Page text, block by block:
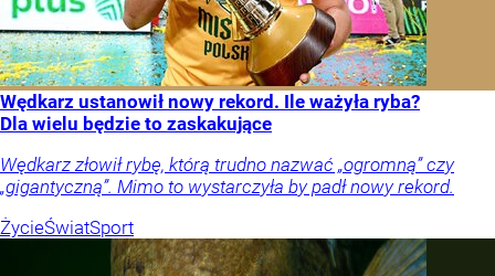
Wędkarz ustanowił nowy rekord. Ile ważyła ryba?
Dla wielu będzie to zaskakujące
Wędkarz złowił rybę, którą trudno nazwać „ogromną” czy
„gigantyczną”. Mimo to wystarczyła by padł nowy rekord.
ŻycieŚwiatSport